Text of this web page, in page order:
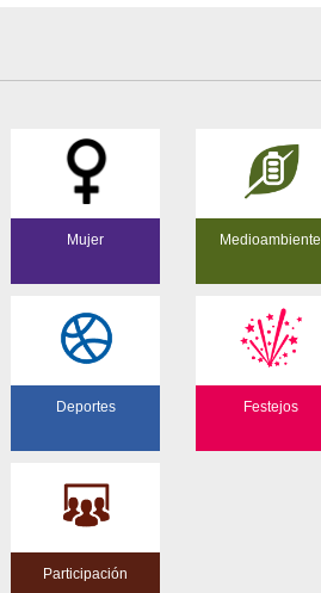
Mujer Medioambiente
Deportes Festejos
Participación